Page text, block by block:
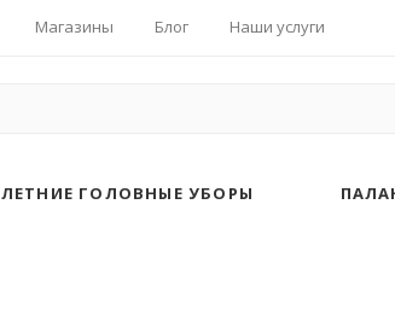
Магазины Блог Наши услуги
ЛЕТНИЕ ГОЛОВНЫЕ УБОРЫ